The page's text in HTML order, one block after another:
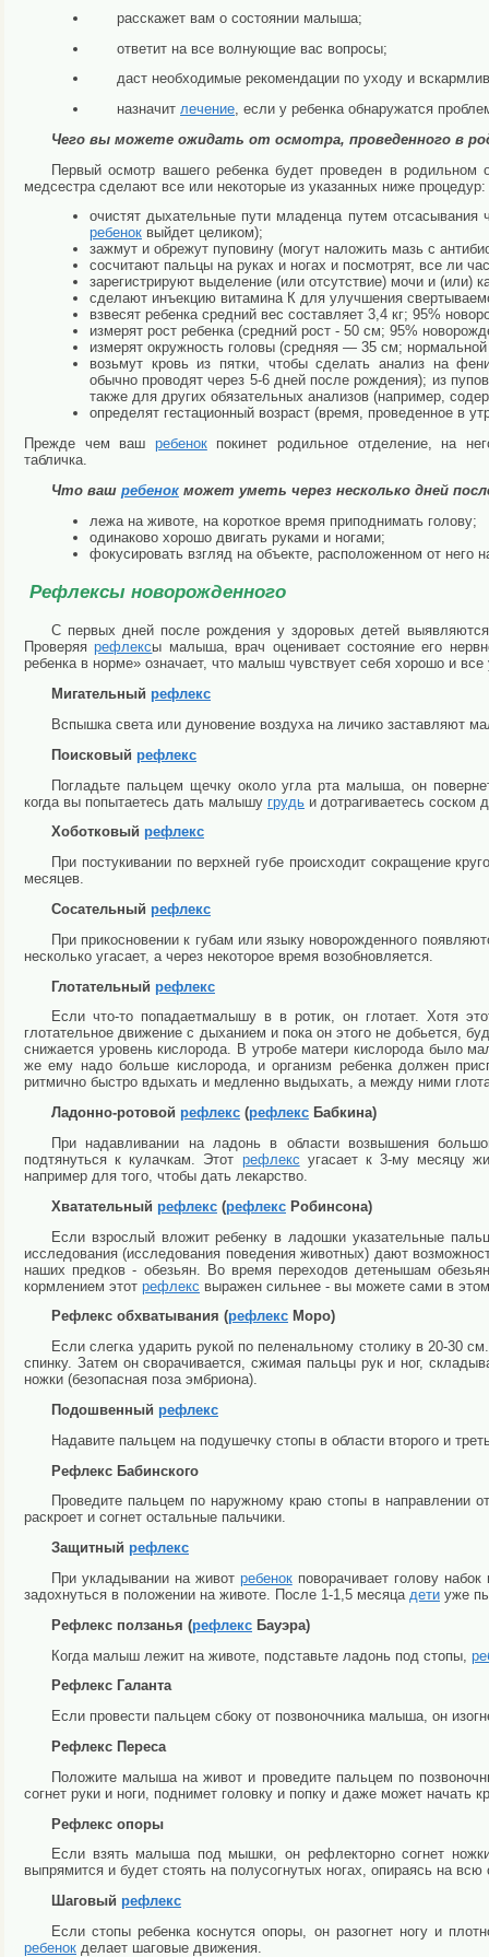
расскажет вам о состоянии малыша;
ответит на все волнующие вас вопросы;
даст необходимые рекомендации по уходу и
назначит лечение, если у ребенка обнаружатся
Чего вы можете ожидать от осмотра, проведенного в
Первый осмотр вашего ребенка будет проведен в
медсестра сделают все или некоторые из указанных ниже процедур:
очистят дыхательные пути младенца путем отсасывания
ребенок выйдет целиком);
зажмут и обрежут пуповину (могут наложить мазь с
сосчитают пальцы на руках и ногах и посмотрят, все ли
зарегистрируют выделение (или отсутствие) мочи и (или)
сделают инъекцию витамина К для улучшения
взвесят ребенка средний вес составляет 3,4 кг; 95%
измерят рост ребенка (средний рост - 50 см; 95%
измерят окружность головы (средняя — 35 см;
возьмут кровь из пятки, чтобы сделать анализ на
обычно проводят через 5-6 дней после рождения); из
также для других обязательных анализов (например,
определят гестационный возраст (время, проведенное в
Прежде чем ваш ребенокпокинет родильное отделение, на
табличка.
Что ваш ребенок может уметь через несколько дней
лежа на животе, на короткое время приподнимать голову;
одинаково хорошо двигать руками и ногами;
фокусировать взгляд на объекте, расположенном от него
Рефлексы новорожденного
С первых дней после рождения у здоровых детей
Проверяярефлексы малыша, врач оценивает состояние его
ребенка в норме» означает, что малыш чувствует себя хорошо и все
Мигательный рефлекс
Вспышка света или дуновение воздуха на личико заставляют
Поисковый рефлекс
Погладьте пальцем щечку около угла рта малыша, он
когда вы попытаетесь дать малышу грудь и дотрагиваетесь соском
Хоботковый рефлекс
При постукивании по верхней губе происходит сокращение
месяцев.
Сосательный рефлекс
При прикосновении к губам или языку новорожденного
несколько угасает, а через некоторое время возобновляется.
Глотательный рефлекс
Если что-то попадаетмалышу в в ротик, он глотает. Хотя
глотательное движение с дыханием и пока он этого не добьется,
снижается уровень кислорода. В утробе матери кислорода было
же ему надо больше кислорода, и организм ребенка должен
ритмично быстро вдыхать и медленно выдыхать, а между ними
Ладонно-ротовой рефлекс (рефлекс Бабкина)
При надавливании на ладонь в области возвышения
подтянуться к кулачкам. Этот рефлекс угасает к 3-му месяцу
например для того, чтобы дать лекарство.
Хватательный рефлекс (рефлекс Робинсона)
Если взрослый вложит ребенку в ладошки указательные
исследования (исследования поведения животных) дают
наших предков - обезьян. Во время переходов детенышам
кормлением этот рефлекс выражен сильнее - вы можете сами в
Рефлекс обхватывания (рефлекс Моро)
Если слегка ударить рукой по пеленальному столику в 20-30
спинку. Затем он сворачивается, сжимая пальцы рук и ног,
ножки (безопасная поза эмбриона).
Подошвенный рефлекс
Надавите пальцем на подушечку стопы в области второго и
Рефлекс Бабинского
Проведите пальцем по наружному краю стопы в направлении
раскроет и согнет остальные пальчики.
Защитный рефлекс
При укладывании на живот ребенокповорачивает голову
задохнуться в положении на животе. После 1-1,5 месяца дети уже
Рефлекс ползанья (рефлекс Бауэра)
Когда малыш лежит на животе, подставьте ладонь под стопы,
Рефлекс Галанта
Если провести пальцем сбоку от позвоночника малыша, он
Рефлекс Переса
Положите малыша на живот и проведите пальцем по
согнет руки и ноги, поднимет головку и попку и даже может начать
Рефлекс опоры
Если взять малыша под мышки, он рефлекторно согнет
выпрямится и будет стоять на полусогнутых ногах, опираясь на всю
Шаговый рефлекс
Если стопы ребенка коснутся опоры, он разогнет ногу и
ребенок делает шаговые движения.